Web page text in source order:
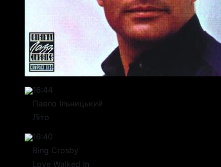
16:44
Павло Ільницький
Літо
16:40
Bing Crosby
Love Walked In